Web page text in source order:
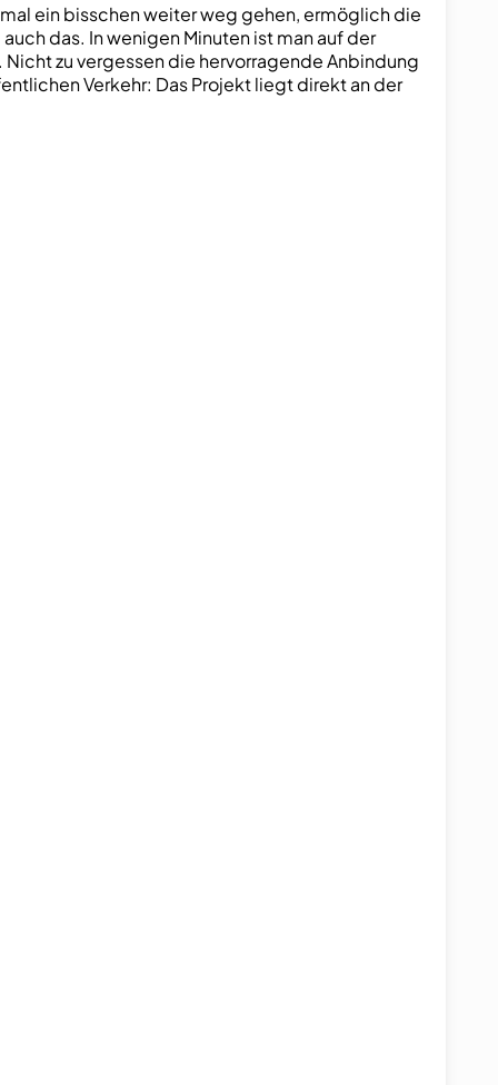
ein bisschen weiter weg gehen, ermöglich die
das. In wenigen Minuten ist man auf der
Nicht zu vergessen die hervorragende Anbindung
Verkehr: Das Projekt liegt direkt an der